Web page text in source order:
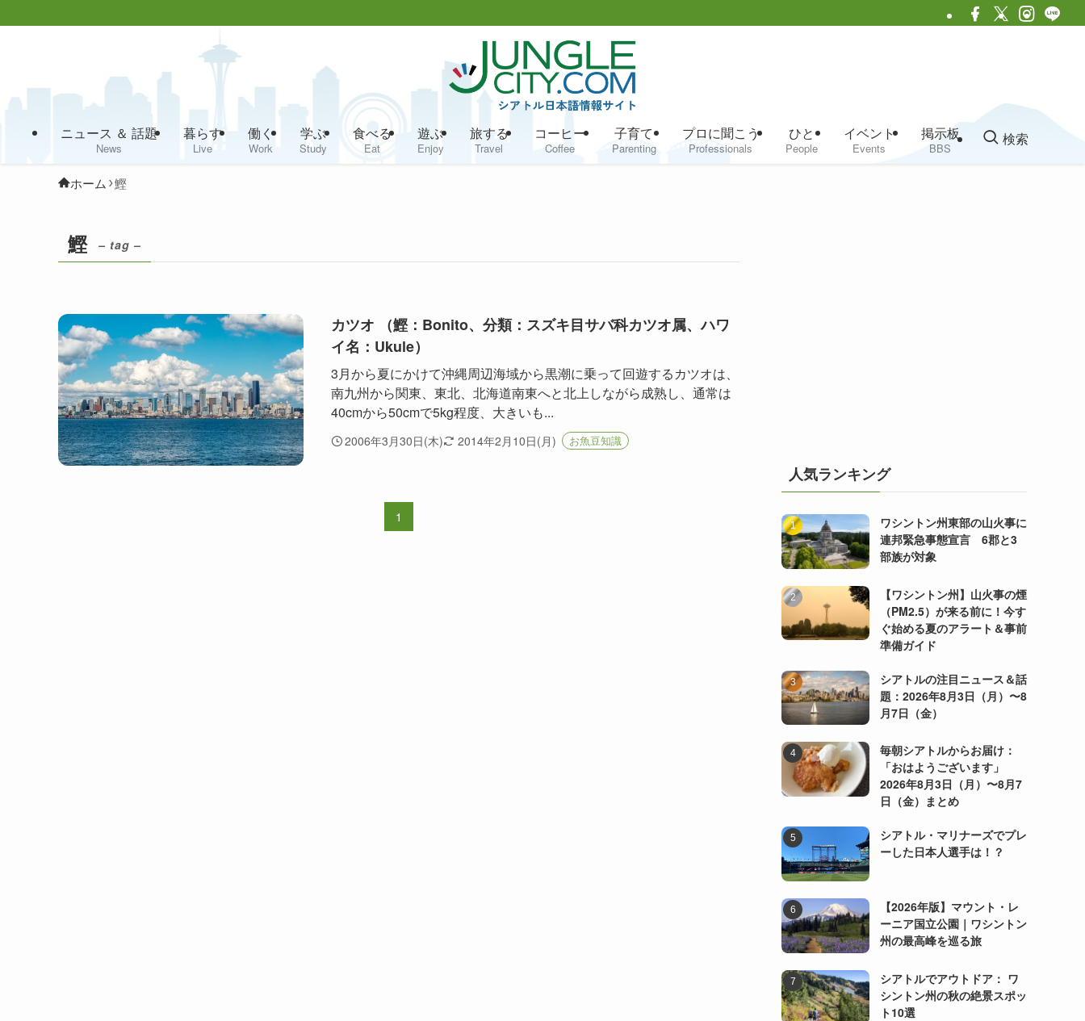
ニュース ＆ 話題
News
暮らす
Live
働く
Work
学ぶ
Study
食べる
Eat
遊ぶ
Enjoy
旅する
Travel
コーヒー
Coffee
子育て
Parenting
プロに聞こう
Professionals
ひと
People
イベント
Events
掲示板
BBS
検索
ホーム 鰹
鰹 – tag –
カツオ （鰹：Bonito、分類：スズキ目サバ科カツオ属、ハワ
イ名：Ukule）
3月から夏にかけて沖縄周辺海域から黒潮に乗って回遊するカツオは、
南九州から関東、東北、北海道南東へと北上しながら成熟し、通常は
40cmから50cmで5kg程度、大きいも...
2006年3月30日(木) 2014年2月10日(月) お魚豆知識
1
人気ランキング
ワシントン州東部の山火事に
連邦緊急事態宣言 6郡と3
部族が対象
【ワシントン州】山火事の煙
（PM2.5）が来る前に！今す
ぐ始める夏のアラート＆事前
準備ガイド
シアトルの注目ニュース＆話
題：2026年8月3日（月）〜8
月7日（金）
毎朝シアトルからお届け：
「おはようございます」
2026年8月3日（月）〜8月7
日（金）まとめ
シアトル・マリナーズでプレ
ーした日本人選手は！？
【2026年版】マウント・レ
ーニア国立公園｜ワシントン
州の最高峰を巡る旅
シアトルでアウトドア： ワ
シントン州の秋の絶景スポッ
ト10選